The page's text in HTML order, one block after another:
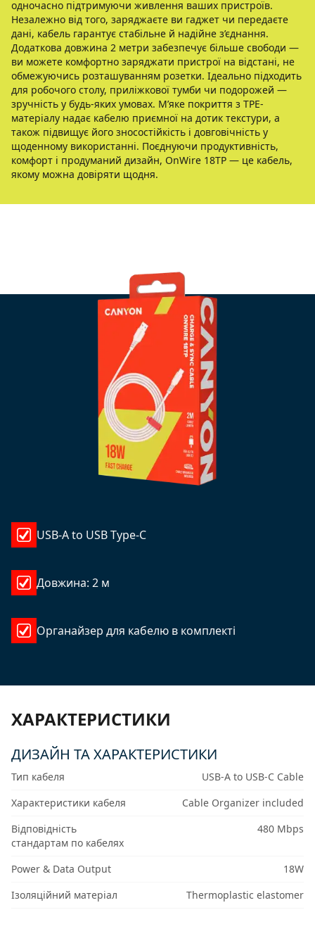
одночасно підтримуючи живлення ваших пристроїв.
Незалежно від того, заряджаєте ви гаджет чи передаєте
дані, кабель гарантує стабільне й надійне з’єднання.
Додаткова довжина 2 метри забезпечує більше свободи —
ви можете комфортно заряджати пристрої на відстані, не
обмежуючись розташуванням розетки. Ідеально підходить
для робочого столу, приліжкової тумби чи подорожей —
зручність у будь-яких умовах. М’яке покриття з TPE-
матеріалу надає кабелю приємної на дотик текстури, а
також підвищує його зносостійкість і довговічність у
щоденному використанні. Поєднуючи продуктивність,
комфорт і продуманий дизайн, OnWire 18TP — це кабель,
якому можна довіряти щодня.
USB-A to USB Type-C
Довжина: 2 м
Органайзер для кабелю в комплекті
ХАРАКТЕРИСТИКИ
ДИЗАЙН ТА ХАРАКТЕРИСТИКИ
Тип кабеля
USB-A to USB-C Cable
Характеристики кабеля
Cable Organizer included
Відповідність
стандартам по кабелях
480 Mbps
Power & Data Output
18W
Ізоляційний матеріал
Thermoplastic elastomer